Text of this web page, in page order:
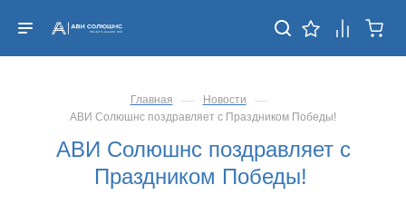
Главная — Новости —
АВИ Солюшнс поздравляет с Праздником Победы!
АВИ Солюшнс поздравляет с
Праздником Победы!